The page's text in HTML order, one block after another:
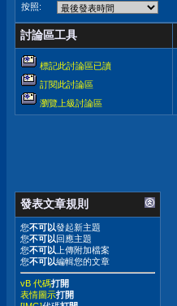
按照:
討論區工具
標記此討論區已讀
訂閱此討論區
瀏覽上級討論區
發表文章規則
您不可以發起新主題
您不可以回應主題
您不可以 上傳附加檔案
您不可以編輯您的文章
vB 代碼打開
表情圖示打開